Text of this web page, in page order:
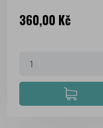
Cena
360,00 Kč